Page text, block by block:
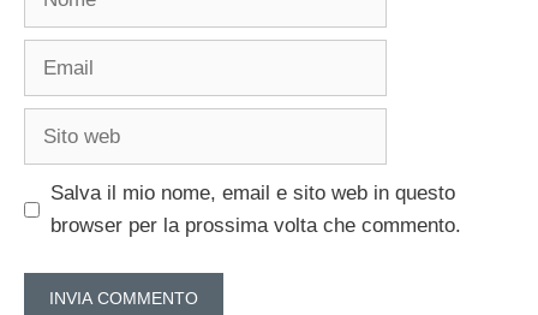
Email
Sito
Salva il mio nome, email e sito web in questo
browser per la prossima volta che commento.